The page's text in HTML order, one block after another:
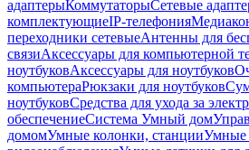
адаптерыКоммутаторыСетевые
комплектующиеIP-телефония
переходники сетевыеАнтенны для
связиАксессуары для компьютерной
ноутбуковАксессуары для ноутбуков
компьютераРюкзаки для ноутбуков
ноутбуковСредства для ухода за
обеспечениеСистема Умный дом
домомУмные колонки, станцииУмные